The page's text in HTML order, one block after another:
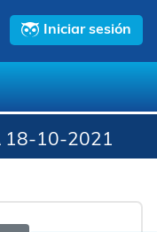
Iniciar sesión
18-10-2021